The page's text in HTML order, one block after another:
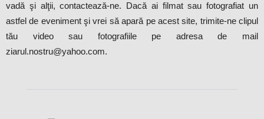
vadă şi alţii, contactează-ne. Dacă ai filmat sau fotografiat un
astfel de eveniment şi vrei să apară pe acest site, trimite-ne clipul
tău video sau fotografiile pe adresa de mail
ziarul.nostru@yahoo.com.